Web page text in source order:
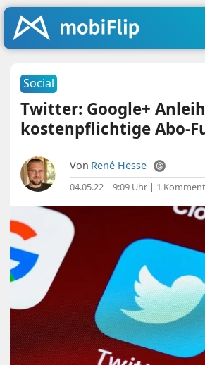
Social
Twitter: Google+
kostenpflichtige Abo-
Von René Hesse
04.05.22 | 9:09 Uhr | 1